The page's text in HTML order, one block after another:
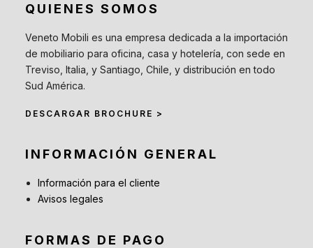
QUIENES SOMOS
Veneto Mobili es una empresa dedicada a la importación
de mobiliario para oficina, casa y hotelería, con sede en
Treviso, Italia, y Santiago, Chile, y distribución en todo
Sud América.
DESCARGAR BROCHURE >
INFORMACIÓN GENERAL
Información para el cliente
Avisos legales
FORMAS DE PAGO